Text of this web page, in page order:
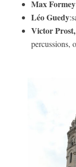
Max Formey
Léo Guedy
Victor
percussions,